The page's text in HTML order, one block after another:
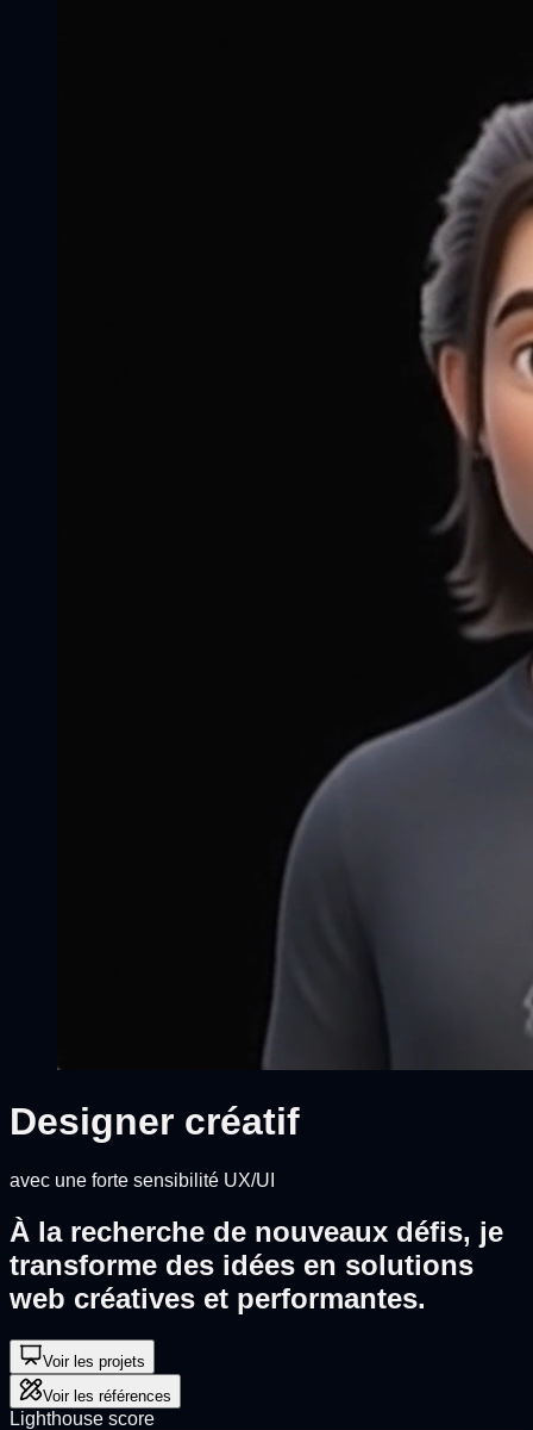
Designer créatif
avec une forte sensibilité UX/UI
À la recherche de nouveaux défis, je
transforme des idées en solutions
web créatives et performantes.
Voir les projets
Voir les références
Lighthouse score